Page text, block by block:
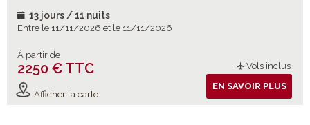
13 jours / 11 nuits
Entre le 11/11/2026 et le 11/11/2026
À partir de
2250 € TTC Vols inclus
Afficher la carte
EN SAVOIR PLUS